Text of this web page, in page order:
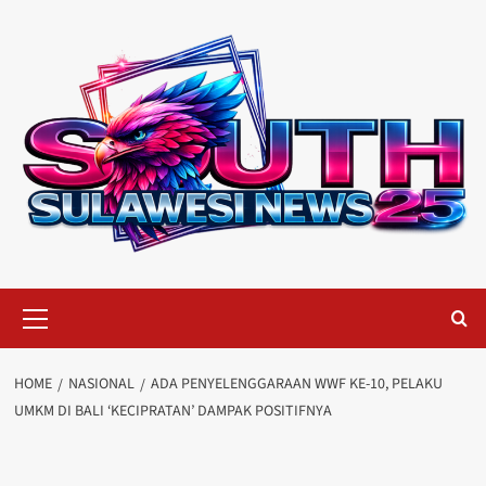
Menu
HOME NASIONAL
ADA PENYELENGGARAAN WWF KE-10, PELAKU
UMKM DI BALI ‘KECIPRATAN’ DAMPAK POSITIFNYA